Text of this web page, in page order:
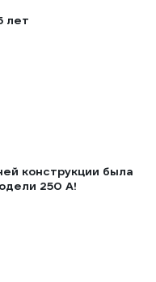
лет
конструкции была
250 А!